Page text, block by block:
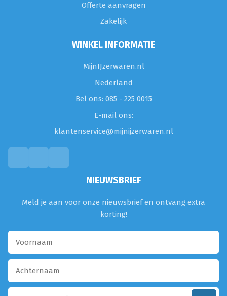
Offerte aanvragen
Zakelijk
WINKEL INFORMATIE
MijnIJzerwaren.nl
Nederland
Bel ons: 085 - 225 0015
E-mail ons:
klantenservice@mijnijzerwaren.nl
NIEUWSBRIEF
Meld je aan voor onze nieuwsbrief en ontvang extra
korting!